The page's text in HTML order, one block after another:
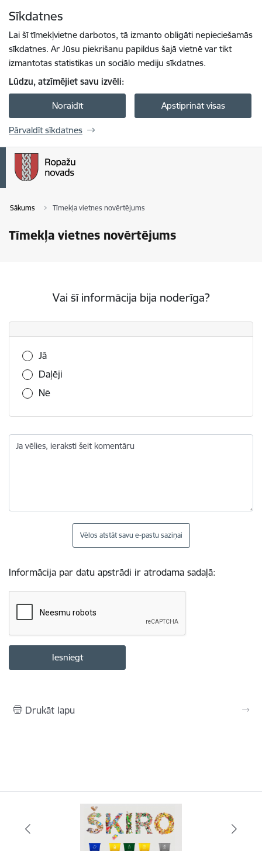
Sīkdatnes
Lai šī tīmekļvietne darbotos, tā izmanto obligāti nepieciešamās
sīkdatnes. Ar Jūsu piekrišanu papildus šajā vietnē var tikt
izmantotas statistikas un sociālo mediju sīkdatnes.
Lūdzu, atzīmējiet savu izvēli:
Noraidīt Apstiprināt visas
Pārvaldīt sīkdatnes
Sākums Tīmekļa vietnes novērtējums
Tīmekļa vietnes novērtējums
Vai šī informācija bija noderīga?
Vai šī informācija bija noderīga?
Jā
Daļēji
Nē
Ja vēlies, ieraksti šeit komentāru
Vēlos atstāt savu e-pastu saziņai
Informācija par datu apstrādi ir atrodama sadaļā:
Drukāt lapu